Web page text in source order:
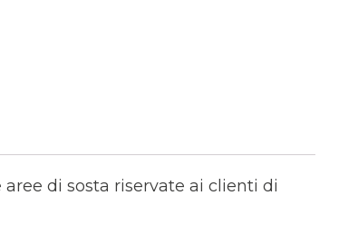
di sosta riservate ai clienti di